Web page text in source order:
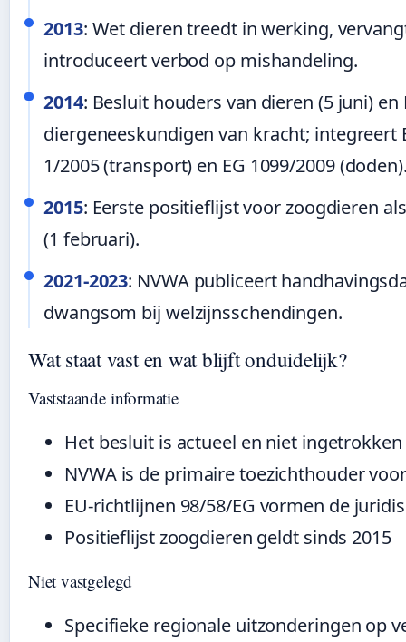
2013: Wet dieren treedt in werking,
introduceert verbod op mishandeling.
2014: Besluit houders van dieren (5 juni) en
diergeneeskundigen van kracht; integreert
1/2005 (transport) en EG 1099/2009
2015: Eerste positieflijst voor zoogdieren
(1 februari).
2021-2023: NVWA publiceert
dwangsom bij welzijnsschendingen.
Wat staat vast en wat blijft onduidelijk?
Vaststaande informatie
Het besluit is actueel en niet ingetrokken
NVWA is de primaire toezichthouder
EU-richtlijnen 98/58/EG vormen de
Positieflijst zoogdieren geldt sinds 2015
Niet vastgelegd
Specifieke regionale uitzonderingen op